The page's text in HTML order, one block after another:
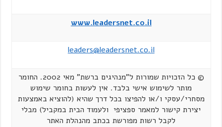
www.leadersnet.co.il
leaders@leadersnet.co.il
© כל הזכויות שמורות ל"מנהיגים ברשת" מאי 2002. החומר
מותר לשימוש אישי בלבד. אין לעשות בחומר שימוש
מסחרי/עסקי ו/או להפיצו בכל דרך שהיא (להוציא באמצעות
יצירת קישור למאמר ספציפי ולעמוד הבית במקביל) מבלי
לקבל רשות מפורשת בכתב מהנהלת האתר